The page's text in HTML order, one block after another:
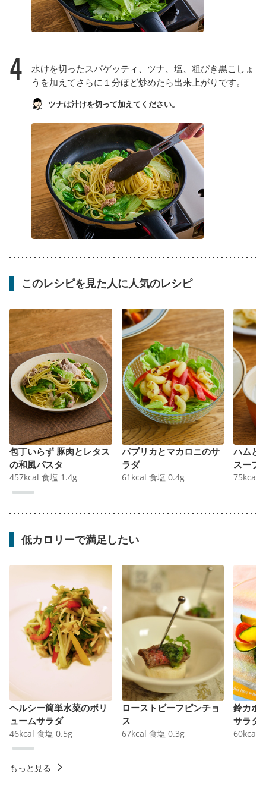
4
水けを切ったスパゲッティ、ツナ、塩、粗びき黒こしょ
うを加えてさらに１分ほど炒めたら出来上がりです。
ツナは汁けを切って加えてください。
このレシピを見た人に人気のレシピ
包丁いらず 豚肉とレタス
の和風パスタ
457kcal 食塩 1.4g
パプリカとマカロニのサ
ラダ
61 kcal 食塩 0.4g
ハムと
スープ
75kcal
低カロリーで満足したい
ヘルシー簡単水菜のボリ
ュームサラダ
46kcal 食塩 0.5g
ローストビーフピンチョ
ス
67kcal 食塩 0.3g
鈴カボ
サラダ
60kcal
もっと見る